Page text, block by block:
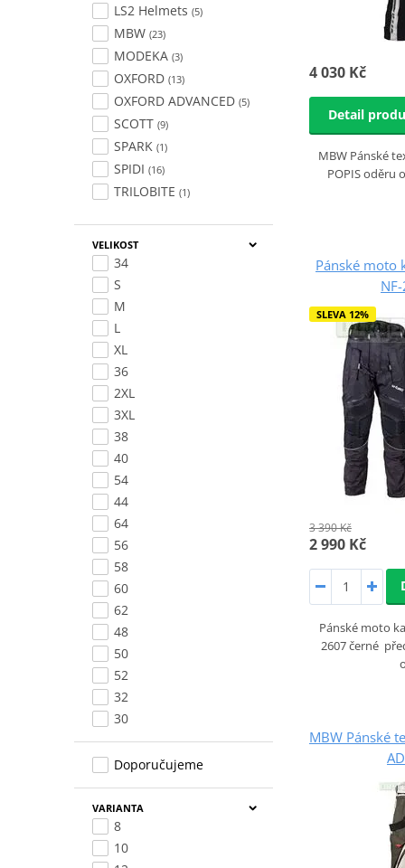
LS2 Helmets (5)
MBW (23)
MODEKA (3)
OXFORD (13)
OXFORD ADVANCED (5)
SCOTT (9)
SPARK (1)
SPIDI (16)
TRILOBITE (1)
VELIKOST
34
S
M
L
XL
36
2XL
3XL
38
40
54
44
64
56
58
60
62
48
50
52
32
30
Doporučujeme
VARIANTA
8
10
4 030 Kč
Detail
MBW Pánské
POPIS oděru
Pánské moto
SLEVA 12%
3 390 Kč
2 990 Kč
Pánské moto
2607 černé
MBW Pánské